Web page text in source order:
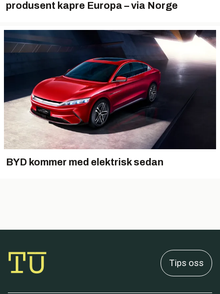
produsent kapre Europa – via Norge
BYD kommer med elektrisk sedan
Tips oss